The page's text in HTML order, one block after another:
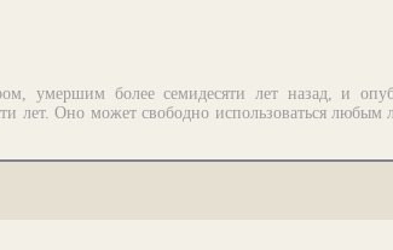
умершим более семидесяти лет назад, и
лет. Оно может свободно использоваться любым